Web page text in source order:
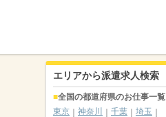
エリアから派遣求人検索
全国の都道府県のお仕事一覧
東京
神奈川 千葉
埼玉